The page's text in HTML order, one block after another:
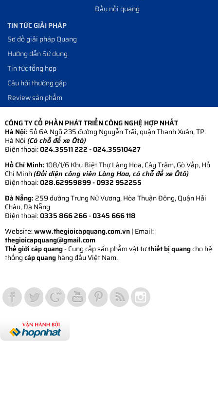
Đầu nối quang
TIN TỨC GIẢI PHÁP
Sơ đồ giải pháp Quang
Hướng dẫn Sử dụng
Tin tức tổng hợp
Câu hỏi thường gặp
Review sản phẩm
CÔNG TY CỔ PHẦN PHÁT TRIỂN CÔNG NGHỆ HỢP NHẤT
Hà Nội: Số 6A Ngõ 235 đường Nguyễn Trãi, quận Thanh Xuân, TP.
Hà Nội(Có chỗ để xe Ôtô)
Điện thoại:024.35511 222 - 024.35510427
Hồ Chí Minh:108/1/6 Khu Biệt Thự Làng Hoa, Cây Trâm, Gò Vấp, Hồ
Chí Minh(Đối diện công viên Làng Hoa, có chỗ để xe Ôtô)
Điện thoại:028.62959899- 0932 952255
Đà Nẵng: 259 đường Trưng Nữ Vương, Hòa Thuận Đông, Quận Hải
Châu, Đà Nẵng
Điện thoại:0335 866 266-0345 666 118
Website:www.thegioicapquang.com.vn| Email:
thegioicapquang@gmail.com
Thế giới cáp quang- Cung cấp sản phẩm vật tưthiết bị quangcho hệ
thốngcáp quanghàng đầu Việt Nam.